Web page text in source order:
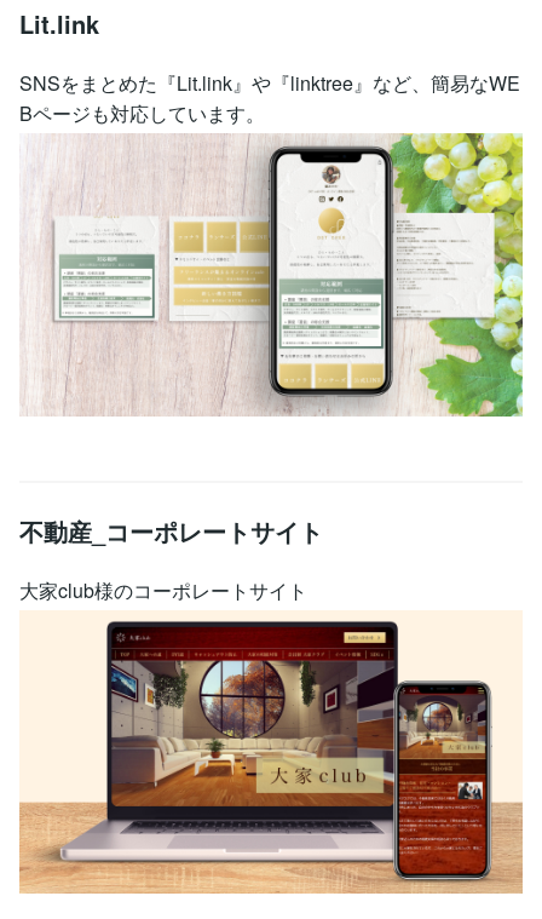
Lit.link
SNSをまとめた『Lit.link』や『linktree』など、簡易なWE
Bページも対応しています。
不動産_コーポレートサイト
大家club様のコーポレートサイト